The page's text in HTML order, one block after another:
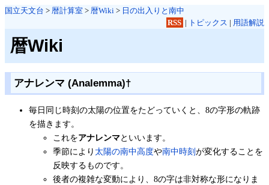
国立天文台 > 暦計算室 > 暦Wiki > 日の出入りと南中
RSS | トピックス | 用語解説
暦Wiki
アナレンマ (Analemma)†
毎日同じ時刻の太陽の位置をたどっていくと、8の字形の軌跡
を描きます。
これをアナレンマといいます。
季節により 太陽の南中高度や南中時刻が変化することを
反映するものです。
後者の複雑な変動により、8の字は非対称な形になりま